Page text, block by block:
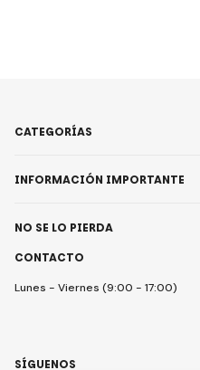
CONTACTO
Lunes - Viernes (9:00 - 17:00)
CATEGORÍAS
INFORMACIÓN IMPORTANTE
NO SE LO PIERDA
SÍGUENOS